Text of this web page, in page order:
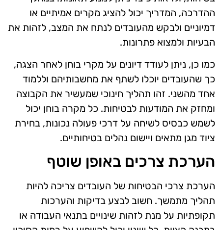
ההדרכה, המדריך יכול להציג מקרים אמיתיים או
דמיוניים ולבקש מהעובדים לנתח את המצב, לזהות את
הבעיות ולמצוא פתרונות.
כמו כן, ניתן לעודד דיונים על מקרי בוחן לאחר הצגה,
כך שהעובדים יוכלו לשתף את מחשבותיהם וללמוד
אחד מהשני. זהו תהליך חינוכי שמעשיר את הקבוצה
ומחזק את המודעות לבטיחות. כל מקרה בוחן יכול
לשמש כבסיס לשיחה על דרכי פעולה נכונות, בחירת
ציוד מגן מתאים ויישום נהלים בטיחותיים.
הערכת צרכים באופן שוטף
הערכת צרכי הבטיחות של העובדים צריכה להיות
תהליך מתמשך. חשוב לבצע בדיקות והערכות
תקופתיות על מנת לזהות שינויים בתנאי העבודה או